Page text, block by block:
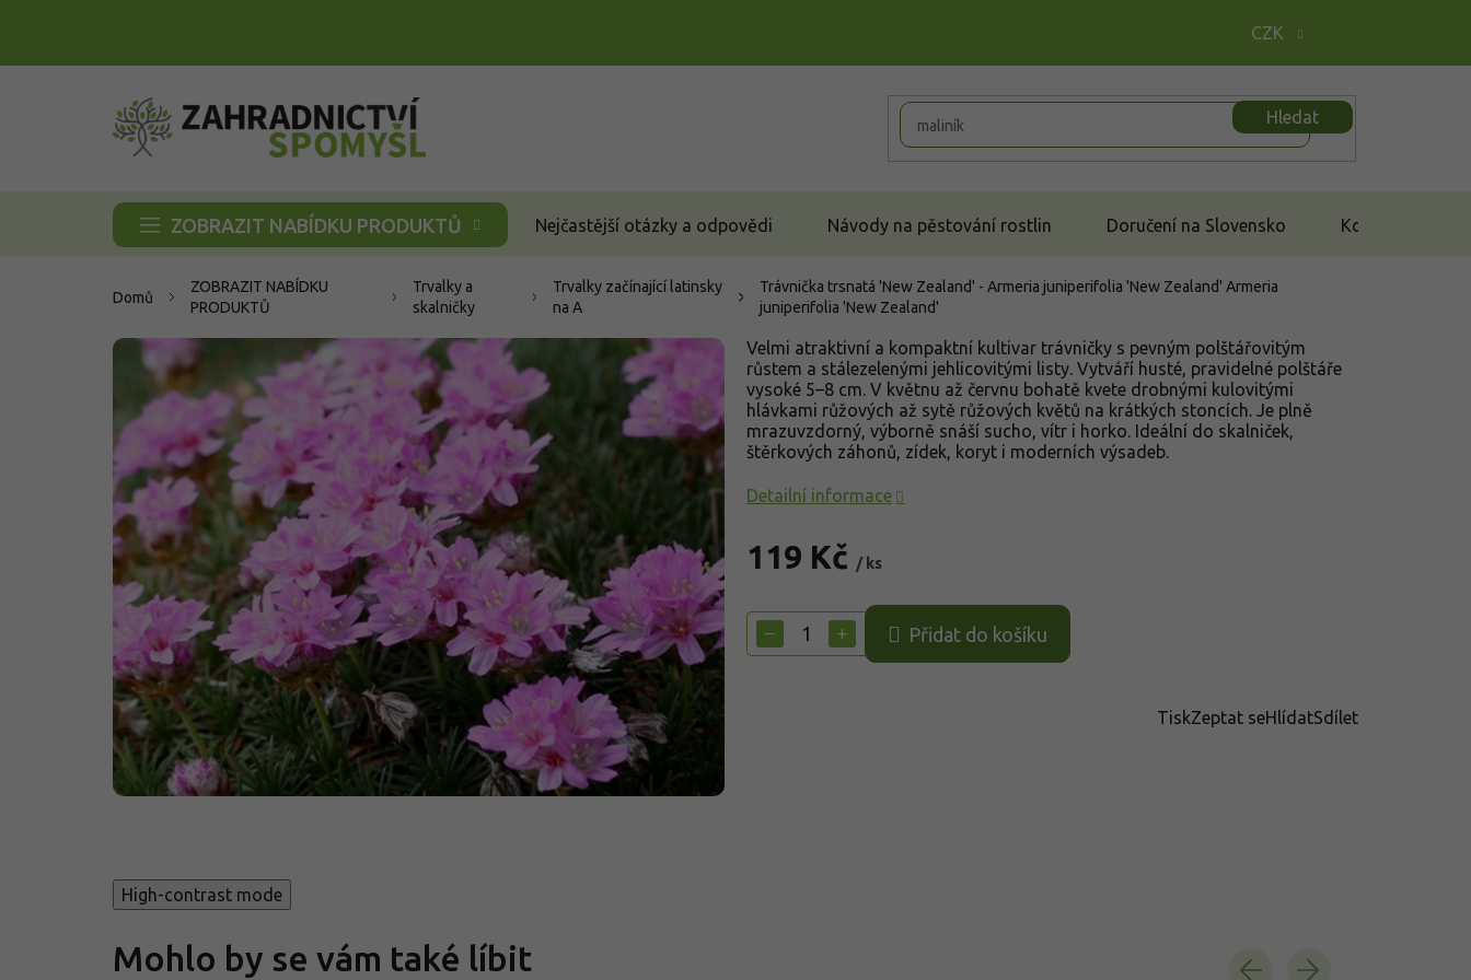
CZK
Hledat
ZOBRAZIT NABÍDKU PRODUKTŮ Nejčastější otázky a odpovědi Návody na pěstování rostlin Doručení na Slovensko Kontakt
Domů
ZOBRAZIT NABÍDKU
PRODUKTŮ
Trvalky a
skalničky
Trvalky začínající latinsky
na A
Trávnička trsnatá 'New Zealand' - Armeria juniperifolia 'New Zealand' Armeria
juniperifolia 'New Zealand'
119 Kč / ks
cena:
+
− Přidat do košíku
Velmi atraktivní a kompaktní kultivar trávničky s pevným polštářovitým
růstem a stálezelenými jehlicovitými listy. Vytváří husté, pravidelné polštáře
vysoké 5–8 cm. V květnu až červnu bohatě kvete drobnými kulovitými
hlávkami růžových až sytě růžových květů na krátkých stoncích. Je plně
mrazuvzdorný, výborně snáší sucho, vítr i horko. Ideální do skalniček,
štěrkových záhonů, zídek, koryt i moderních výsadeb.
Detailní informace
TiskZeptat seHlídatSdílet
High-contrast mode
Mohlo by se vám také líbit